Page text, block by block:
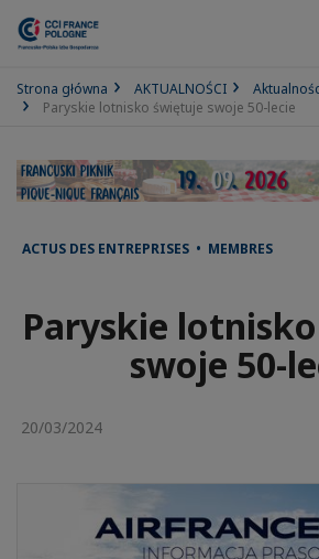
Strona główna AKTUALNOŚCI
Paryskie lotnisko świętuje swoje 50-lecie
ACTUS DES ENTREPRISES • MEMBRES
Paryskie
swoje 50-
20/03/2024